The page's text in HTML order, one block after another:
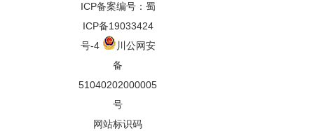
ICP备案编号：蜀
ICP备19033424
号-4
川公网安
备
51040202000005
号
网站标识码